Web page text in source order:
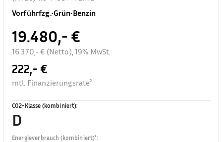
Vorführfzg.•Grün•Benzin
19.480,- €
16.370,- € (Netto), 19% MwSt.
222,- €
mtl. Finanzierungsrate²
CO2-Klasse (kombiniert):
D
Energieverbrauch (kombiniert)¹: